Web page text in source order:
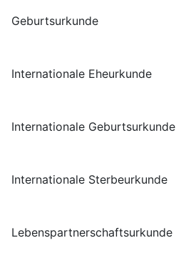
Geburtsurkunde
Internationale Eheurkunde
Internationale Geburtsurkunde
Internationale Sterbeurkunde
Lebenspartnerschaftsurkunde